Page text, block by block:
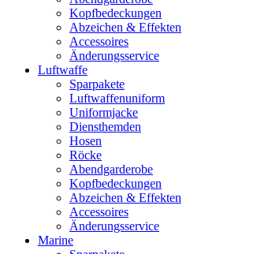
Kopfbedeckungen
Abzeichen & Effekten
Accessoires
Änderungsservice
Luftwaffe
Sparpakete
Luftwaffenuniform
Uniformjacke
Diensthemden
Hosen
Röcke
Abendgarderobe
Kopfbedeckungen
Abzeichen & Effekten
Accessoires
Änderungsservice
Marine